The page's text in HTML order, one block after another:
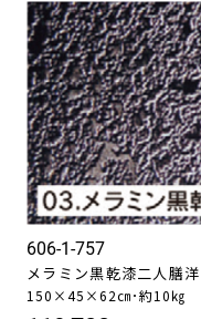
606-1-757
メラミン黒乾漆二人膳洋
150×45×62㎝･約10㎏